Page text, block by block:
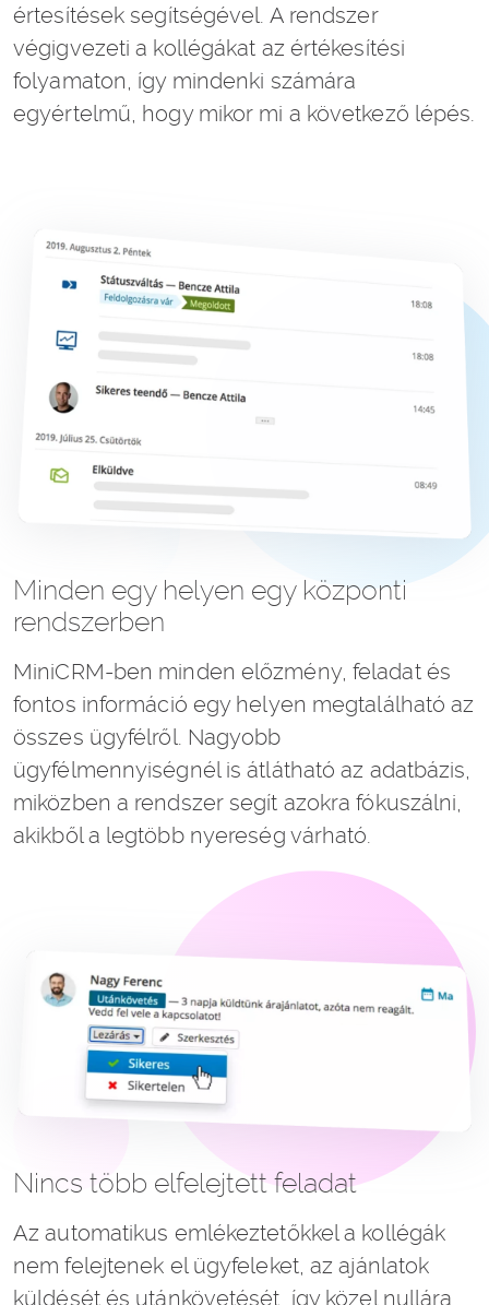
értesítések segítségével. A rendszer
végigvezeti a kollégákat az értékesítési
folyamaton, így mindenki számára
egyértelmű, hogy mikor mi a következő lépés.
Minden egy helyen egy központi
rendszerben
MiniCRM-ben minden előzmény, feladat és
fontos információ egy helyen megtalálható az
összes ügyfélről. Nagyobb
ügyfélmennyiségnél is átlátható az adatbázis,
miközben a rendszer segít azokra fókuszálni,
akikből a legtöbb nyereség várható.
Nincs több elfelejtett feladat
Az automatikus emlékeztetőkkel a kollégák
nem felejtenek el ügyfeleket, az ajánlatok
küldését és utánkövetését, így közel nullára